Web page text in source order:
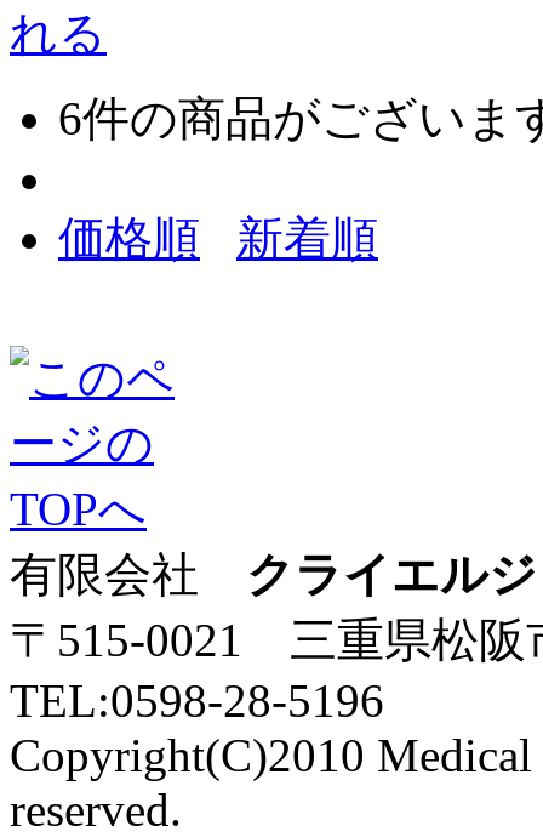
6件の商品がございま
価格順 新着順
有限会社 クライエル
〒515-0021 三重県松阪
TEL:0598-28-5196
Copyright(C)2010
reserved.